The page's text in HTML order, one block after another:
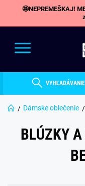
🤩NEPREMEŠKAJ!
VYHĽADÁVANIE
Dámske oblečenie
BLÚZKY